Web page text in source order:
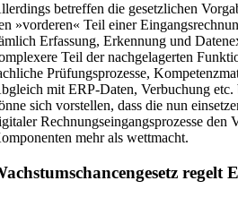
betreffen die gesetzlichen
»vorderen« Teil einer
Erfassung, Erkennung und
Teil der nachgelagerten
Prüfungsprozesse,
mit ERP-Daten, Verbuchung
sich vorstellen, dass die nun
Rechnungseingangsprozesse den
mehr als wettmacht.
regelt